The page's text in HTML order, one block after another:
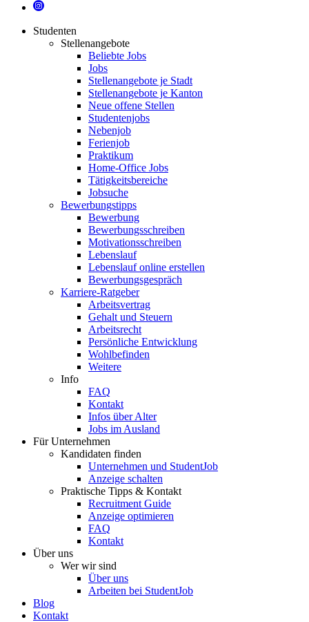
Studenten
Stellenangebote
Beliebte Jobs
Jobs
Stellenangebote je Stadt
Stellenangebote je Kanton
Neue offene Stellen
Studentenjobs
Nebenjob
Ferienjob
Praktikum
Home-Office Jobs
Tätigkeitsbereiche
Jobsuche
Bewerbungstipps
Bewerbung
Bewerbungsschreiben
Motivationsschreiben
Lebenslauf
Lebenslauf online erstellen
Bewerbungsgespräch
Karriere-Ratgeber
Arbeitsvertrag
Gehalt und Steuern
Arbeitsrecht
Persönliche Entwicklung
Wohlbefinden
Weitere
Info
FAQ
Kontakt
Infos über Alter
Jobs im Ausland
Für Unternehmen
Kandidaten finden
Unternehmen und StudentJob
Anzeige schalten
Praktische Tipps & Kontakt
Recruitment Guide
Anzeige optimieren
FAQ
Kontakt
Über uns
Wer wir sind
Über uns
Arbeiten bei StudentJob
Blog
Kontakt